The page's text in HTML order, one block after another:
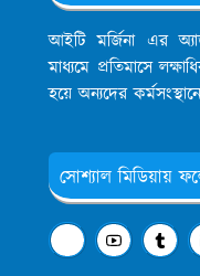
আইটি মর্জিনা এর
মাধ্যমে প্রতিমাসে
হয়ে অন্যদের
সোশ্যাল মিডিয়ায়